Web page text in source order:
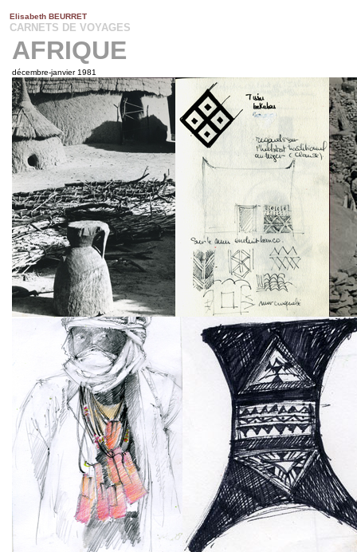
Elisabeth BEURRET
CARNETS DE VOYAGES
AFRIQUE
décembre-janvier 1981